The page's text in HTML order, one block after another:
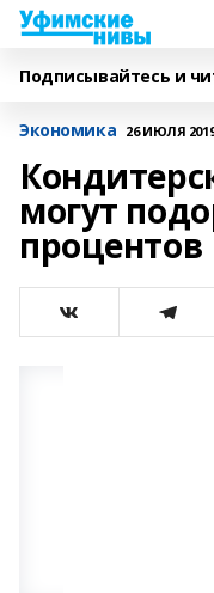
Подписывайтесь и
Экономика 26 ИЮЛЯ
могут
процентов